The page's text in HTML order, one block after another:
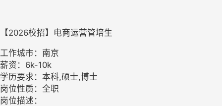
【2026校招】电商运营管培生
工作城市：南京
薪资：6k-10k
学历要求：本科,硕士,博士
岗位性质：全职
岗位描述：